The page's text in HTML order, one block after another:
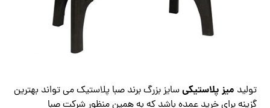
تولید میز پلاستیکیسایز بزرگ برند صبا پلاستیک می تواند بهترین
گزینه برای خرید عمده باشد که به همین منظور شرکت صبا